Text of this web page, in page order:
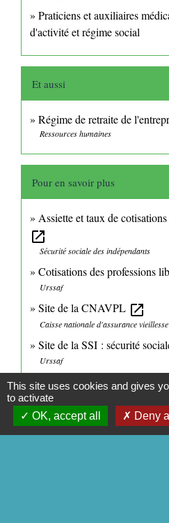
Praticiens et auxiliaires
d'activité et régime social
Et aussi
Régime de retraite de
Ressources humaines
Pour en savoir plus
Assiette et taux de
open_in_new
Sécurité sociale des indépendants
Cotisations des professions
Urssaf
Site de la CNAVPL open_in_new
Caisse nationale d'assurance
Site de la SSI : sécurité
Urssaf
Les principes de calcul et de
sociales des indépendants
Bpifrance
This site uses cookies and gives
to activate
OK, accept all
Deny